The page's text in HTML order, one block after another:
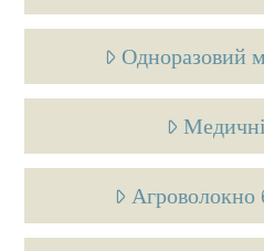
Одноразовий
Агроволокно